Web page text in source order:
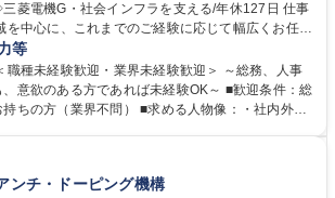
菱電機G・社会インフラを支える/年休127日 仕事
を中心に、これまでのご経験に応じて幅広くお任せ
理など）
利厚生運用 など ※基本的には事務所勤務ですが、
により、関西圏以外への日帰り・宿泊を伴う国内
当業務を持ちつつ、お互いに助け合いながら、総
等
職種未経験歓迎・業界未経験歓迎＞ ～総務、人事
意欲のある方であれば未経験OK～ ■歓迎条件：総
不問） ■求める人物像：・社内外の
ンチ・ドーピング機構